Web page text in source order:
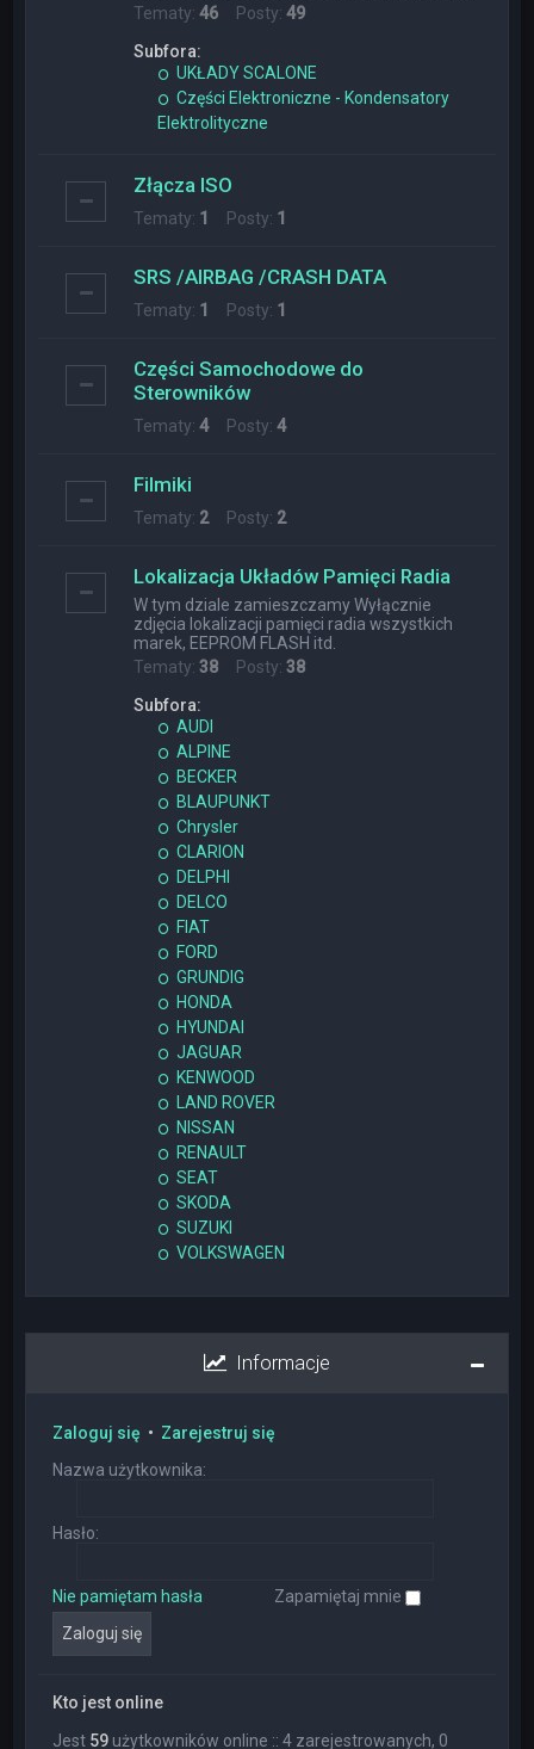
Tematy:46 Posty:49
Subfora:
UKŁADY SCALONE
Części Elektroniczne - Kondensatory
Elektrolityczne
Złącza ISO
Tematy: 1 Posty: 1
SRS /AIRBAG /CRASH DATA
Tematy: 1 Posty: 1
Części Samochodowe do
Sterowników
Tematy:4Posty:4
Filmiki
Tematy: 2Posty: 2
Lokalizacja Układów Pamięci Radia
W tym dziale zamieszczamy Wyłącznie
zdjęcia lokalizacji pamięci radia wszystkich
marek, EEPROM FLASH itd.
Tematy:38 Posty:38
Subfora:
AUDI
ALPINE
BECKER
BLAUPUNKT
Chrysler
CLARION
DELPHI
DELCO
FIAT
FORD
GRUNDIG
HONDA
HYUNDAI
JAGUAR
KENWOOD
LAND ROVER
NISSAN
RENAULT
SEAT
SKODA
SUZUKI
VOLKSWAGEN
Informacje
Zaloguj się • Zarejestruj się
Nazwa użytkownika:
Hasło:
Nie pamiętam hasła Zapamiętaj mnie
Kto jest online
Jest 59 użytkowników online :: 4 zarejestrowanych, 0